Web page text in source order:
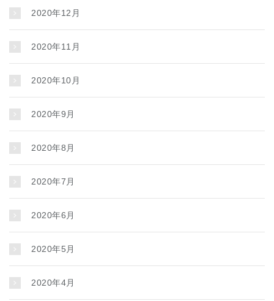
2020年12月
2020年11月
2020年10月
2020年9月
2020年8月
2020年7月
2020年6月
2020年5月
2020年4月